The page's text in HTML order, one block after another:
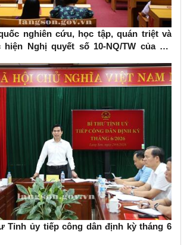
nghiên cứu, học tập, quán triệt và
Nghị quyết số 10-NQ/TW của Bộ
Tỉnh ủy tiếp công dân định kỳ tháng 6